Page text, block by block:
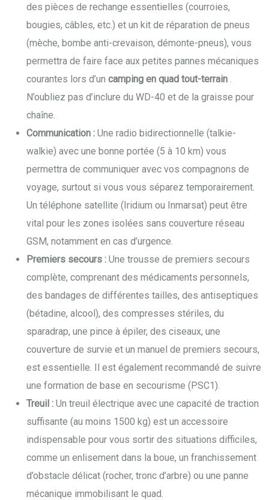
des pièces de rechange essentielles (courroies,
bougies, câbles, etc.) et un kit de réparation de pneus
(mèche, bombe anti-crevaison, démonte-pneus), vous
permettra de faire face aux petites pannes mécaniques
courantes lors d’un camping en quad tout-terrain
N’oubliez pas d’inclure du WD-40 et de la graisse pour
chaîne.
Communication : Une radio bidirectionnelle (talkie-
walkie) avec une bonne portée (5 à 10 km) vous
permettra de communiquer avec vos compagnons de
voyage, surtout si vous vous séparez temporairement.
Un téléphone satellite (Iridium ou Inmarsat) peut être
vital pour les zones isolées sans couverture réseau
GSM, notamment en cas d’urgence.
Premiers secours : Une trousse de premiers secours
complète, comprenant des médicaments personnels,
des bandages de différentes tailles, des antiseptiques
(bétadine, alcool), des compresses stériles, du
sparadrap, une pince à épiler, des ciseaux, une
couverture de survie et un manuel de premiers secours,
est essentielle. Il est également recommandé de suivre
une formation de base en secourisme (PSC1).
Treuil : Un treuil électrique avec une capacité de traction
suffisante (au moins 1500 kg) est un accessoire
indispensable pour vous sortir des situations difficiles,
comme un enlisement dans la boue, un franchissement
d’obstacle délicat (rocher, tronc d’arbre) ou une panne
mécanique immobilisant le quad.